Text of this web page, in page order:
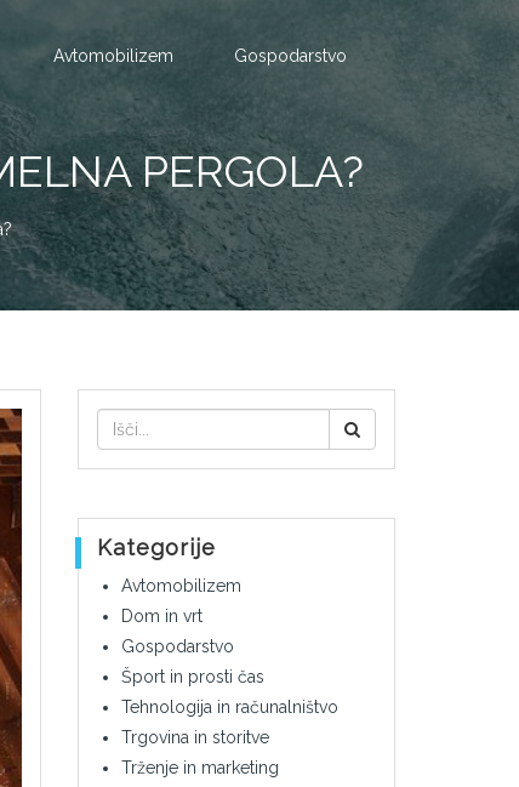
Avtomobilizem Gospodarstvo
PERGOLA?
Kategorije
Avtomobilizem
Dom in vrt
Gospodarstvo
Šport in prosti čas
Tehnologija in računalništvo
Trgovina in storitve
Trženje in marketing